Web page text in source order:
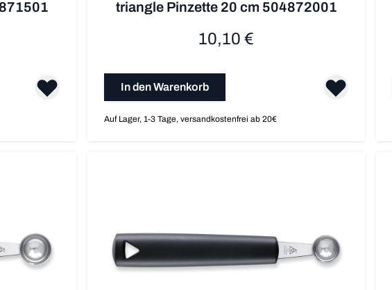
triangle Pinzette 20 cm 504872001
10,10 €
In den Warenkorb
Auf Lager, 1-3 Tage, versandkostenfrei ab 20€